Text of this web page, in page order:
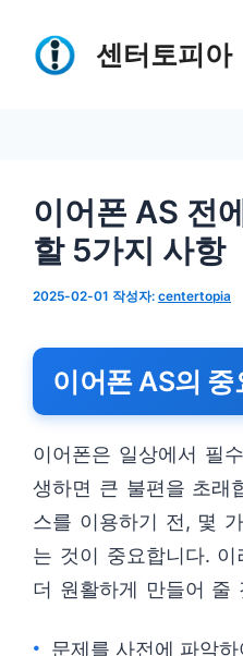
센터토피아
이어폰 AS 전
할 5가지 사항
2025-02-01 작성자: centertopia
이어폰 AS의
이어폰은 일상에서 필
생하면 큰 불편을 초래
스를 이용하기 전, 몇
는 것이 중요합니다.
더 원활하게 만들어 줄
문제를 사전에 파악